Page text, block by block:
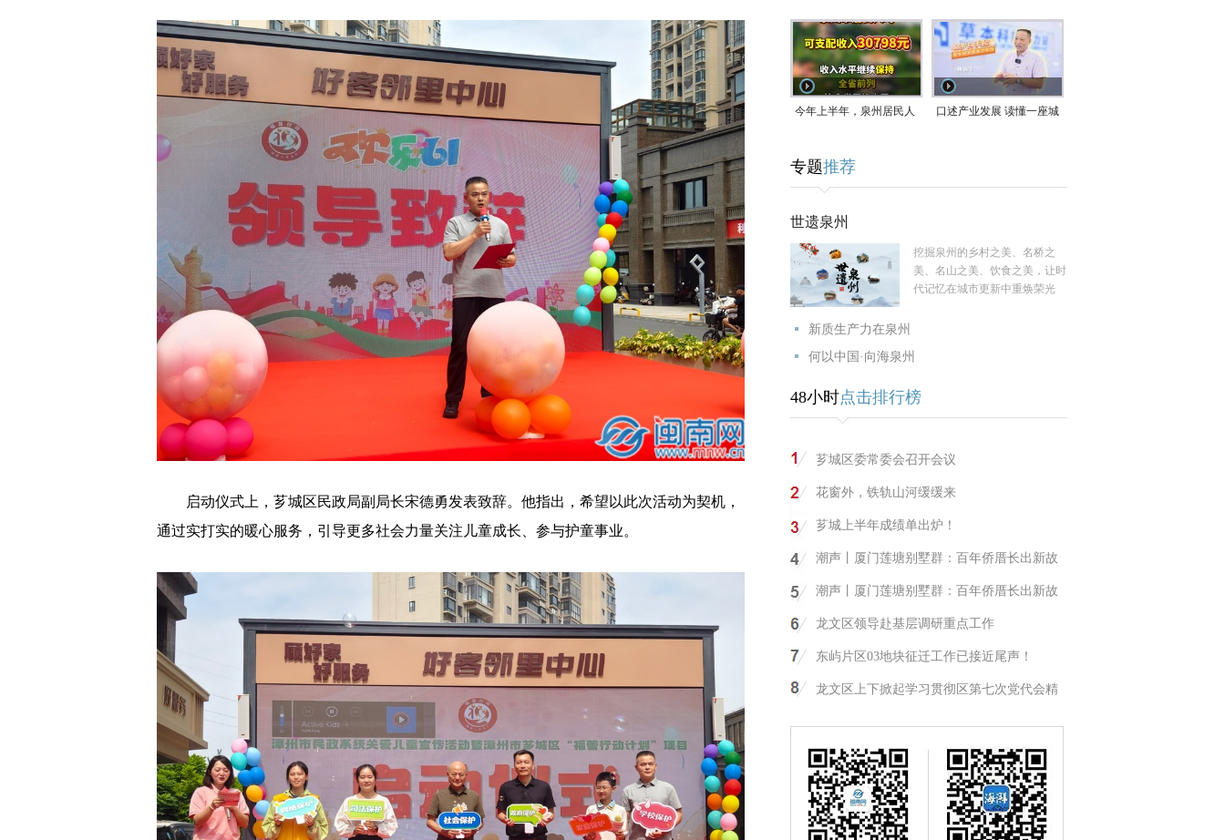
启动仪式上，芗城区民政局副局长宋德勇发表致辞。他指出，希望以此次活动为契机，
通过实打实的暖心服务，引导更多社会力量关注儿童成长、参与护童事业。
9日在长江口至福建北部
一带沿海登陆
今年上半年，泉州居民人 口述产业发展 读懂一座城
专题推荐
世遗泉州
挖掘泉州的乡村之美、名桥之
美、名山之美、饮食之美，让时
代记忆在城市更新中重焕荣光
新质生产力在泉州
何以中国·向海泉州
48小时点击排行榜
芗城区委常委会召开会议
花窗外，铁轨山河缓缓来
芗城上半年成绩单出炉！
潮声丨厦门莲塘别墅群：百年侨厝长出新故
潮声丨厦门莲塘别墅群：百年侨厝长出新故
龙文区领导赴基层调研重点工作
东屿片区03地块征迁工作已接近尾声！
龙文区上下掀起学习贯彻区第七次党代会精